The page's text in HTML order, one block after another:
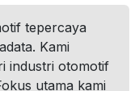
tepercaya
Kami
industri otomotif
utama kami